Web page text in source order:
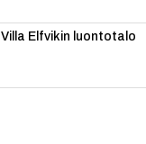
Villa Elfvikin luontotalo